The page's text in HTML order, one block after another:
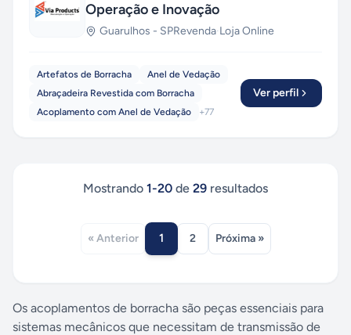
Operação e Inovação
Guarulhos - SPRevenda·Loja Online
Artefatos de Borracha
Anel de Vedação
Abraçadeira Revestida com Borracha
Acoplamento com Anel de Vedação
+77
Ver perfil
Mostrando 1-20 de 29 resultados
« Anterior 1 2 Próxima »
Os acoplamentos de borracha são peças essenciais para
sistemas mecânicos que necessitam de transmissão de